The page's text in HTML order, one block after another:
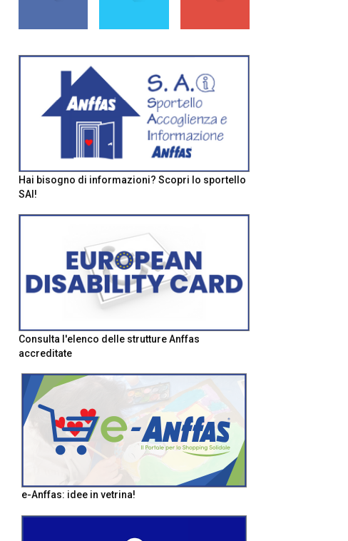
Hai bisogno di informazioni? Scopri lo sportello
SAI!
Consulta l'elenco delle strutture Anffas
accreditate
e-Anffas: idee in vetrina!